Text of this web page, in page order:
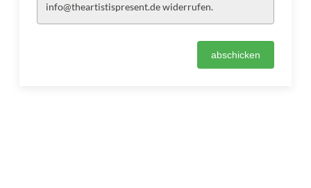
info@theartistispresent.de widerrufen.